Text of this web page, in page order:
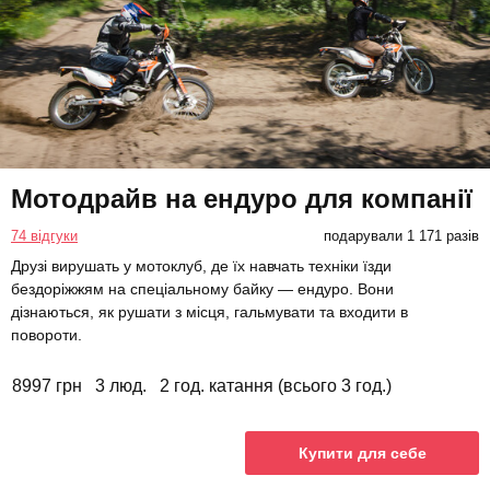
Мотодрайв на ендуро для компанії
74 відгуки подарували 1 171 разів
Друзі вирушать у мотоклуб, де їх навчать техніки їзди
бездоріжжям на спеціальному байку — ендуро. Вони
дізнаються, як рушати з місця, гальмувати та входити в
повороти.
8997 грн 3 люд. 2 год. катання (всього 3 год.)
Купити для себе